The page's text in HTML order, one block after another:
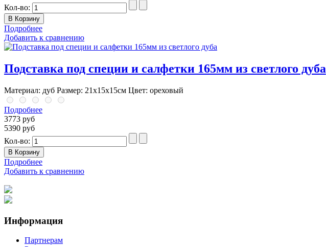
Кол-во:
Подробнее
Добавить к сравнению
Подставка под специи и салфетки 165мм из светлого дуба
Материал: дуб Размер: 21х15х15см Цвет: ореховый
Подробнее
3773 руб
5390 руб
Кол-во:
Подробнее
Добавить к сравнению
Информация
Партнерам